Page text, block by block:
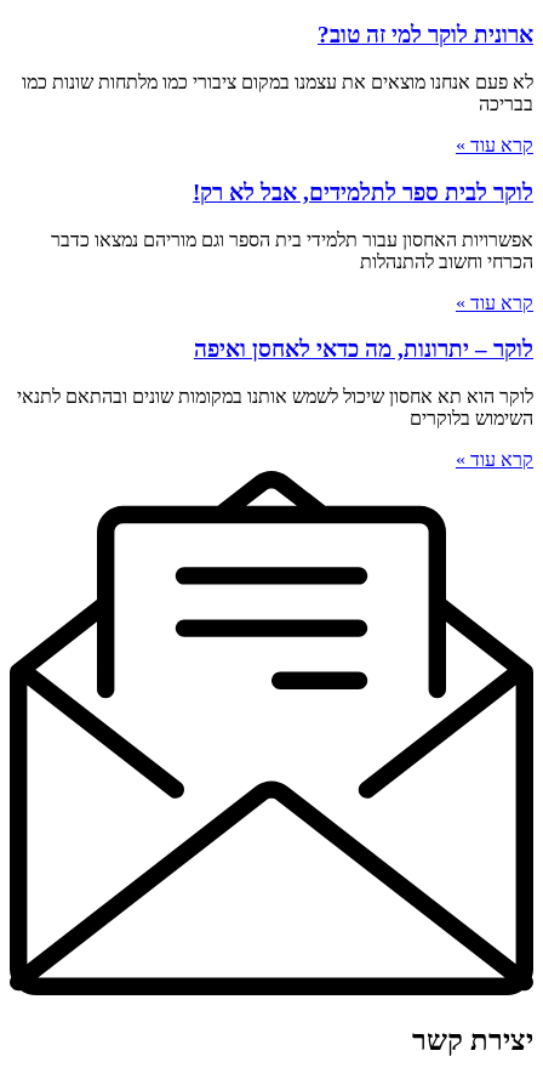
ארונית לוקר למי זה טוב?
לא פעם אנחנו מוצאים את עצמנו במקום ציבורי כמו מלתחות שונות כמו
בבריכה
קרא עוד »
לוקר לבית ספר לתלמידים, אבל לא רק!
אפשרויות האחסון עבור תלמידי בית הספר וגם מוריהם נמצאו כדבר
הכרחי וחשוב להתנהלות
קרא עוד »
לוקר – יתרונות, מה כדאי לאחסן ואיפה
לוקר הוא תא אחסון שיכול לשמש אותנו במקומות שונים ובהתאם לתנאי
השימוש בלוקרים
קרא עוד »
יצירת קשר